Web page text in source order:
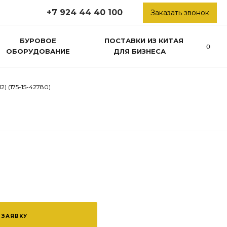
+7 924 44 40 100 Заказать звонок
БУРОВОЕ
ОБОРУДОВАНИЕ
ПОСТАВКИ ИЗ КИТАЯ
ДЛЯ БИЗНЕСА
(175-15-42780)